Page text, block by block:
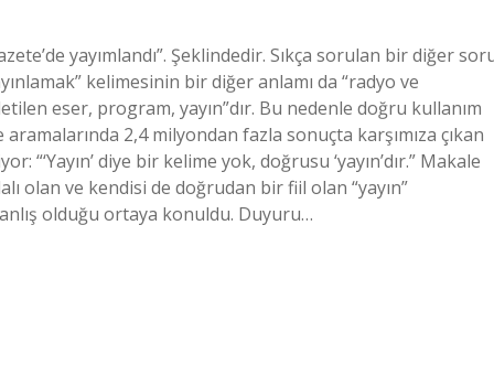
yayımlandı”. Şeklindedir. Sıkça sorulan bir diğer
kelimesinin bir diğer anlamı da “radyo ve
eser, program, yayın”dır. Bu nedenle doğru kullanım
aramalarında 2,4 milyondan fazla sonuçta karşımıza çıkan
diye bir kelime yok, doğrusu ‘yayın’dır.” Makale
olan ve kendisi de doğrudan bir fiil olan “yayın”
olduğu ortaya konuldu. Duyuru…